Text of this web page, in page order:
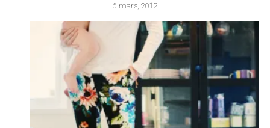
6 mars, 2012